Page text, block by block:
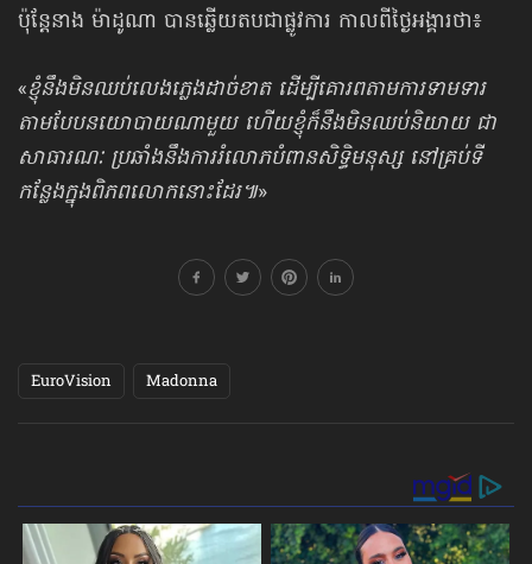
ប៉ុន្តែនាង ម៉ាដូណា បានឆ្លើយតបជាផ្លូវការ កាលពីថ្ងៃអង្គារថា៖
«ខ្ញុំនឹងមិនឈប់លេងភ្លេងដាច់ខាត ដើម្បីគោរពតាមការទាមទារ
តាមបែបនយោបាយណាមួយ ហើយខ្ញុំក៏នឹង​មិនឈប់​និយាយ ជា
សាធារណៈ ប្រឆាំងនឹងការរំលោភបំពានសិទ្ធិមនុស្ស នៅគ្រប់ទី
កន្លែងក្នុងពិភពលោកនោះដែរ៕»
EuroVision Madonna